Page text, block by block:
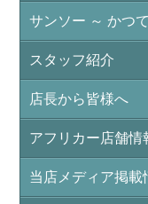
サンソー ～ かつ
スタッフ紹介
店長から皆様へ
アフリカー店舗情
当店メディア掲載